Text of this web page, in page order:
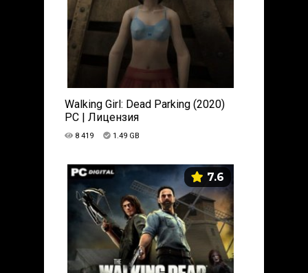
Walking Girl: Dead Parking (2020)
PC | Лицензия
8 419 1.49 GB
7.6